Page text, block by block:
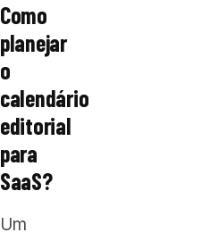
Como
planejar
o
calendário
editorial
para
SaaS?
Um